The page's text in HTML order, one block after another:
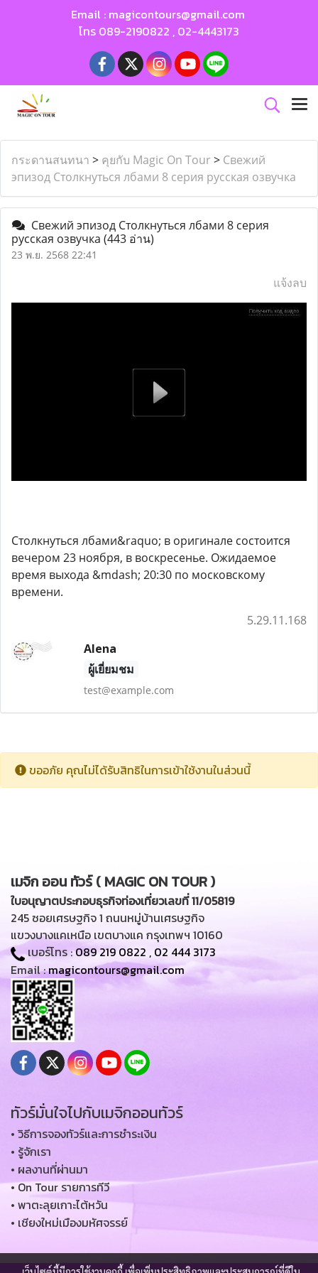
Email : magicontours@gmail.com
โทร 089-2190822 , 02-4443173
กระดานสนทนา > คุยกับ Magic On Tour > Свежий
эпизод Столкнуться лбами 8 серия русская озвучка
Свежий эпизод Столкнуться лбами 8 серия
русская озвучка (443 อ่าน)
23 พ.ย. 2568 22:41
แจ้งลบ
Столкнуться лбами&raquo; в оригинале состоится
вечером 23 ноября, в воскресенье. Ожидаемое
время выхода &mdash; 20:30 по московскому
времени.
5.29.11.168
Alena
ผู้เยี่ยมชม
test@example.com
ขออภัย คุณไม่ได้รับสิทธิในการเข้าใช้งานในส่วนนี้
เมจิก ออน ทัวร์ ( MAGIC ON TOUR )
ใบอนุญาตประกอบธุรกิจท่องเที่ยวเลขที่ 11/05819
245 ซอยเศรษฐกิจ 1 ถนนหมู่บ้านเศรษฐกิจ
แขวงบางแคเหนือ เขตบางแค กรุงเทพฯ 10160
เบอร์โทร :089 219 0822 , 02 444 3173
Email :magicontours@gmail.com
ทัวร์มั่นใจไปกับเมจิกออนทัวร์
• วิธีการจองทัวร์และการชำระเงิน
• รู้จักเรา
• ผลงานที่ผ่านมา
• On Tour รายการทีวี
• พาตะลุยเกาะไต้หวัน
• เชียงใหม่เมืองมหัศจรรย์